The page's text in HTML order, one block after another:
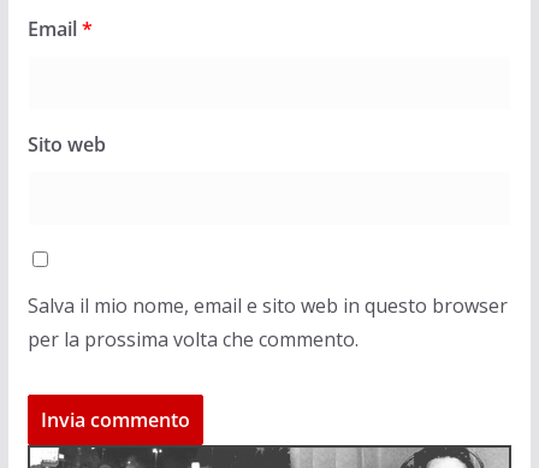
Email*
Sito web
Salva il mio nome, email e sito web in questo browser
per la prossima volta che commento.